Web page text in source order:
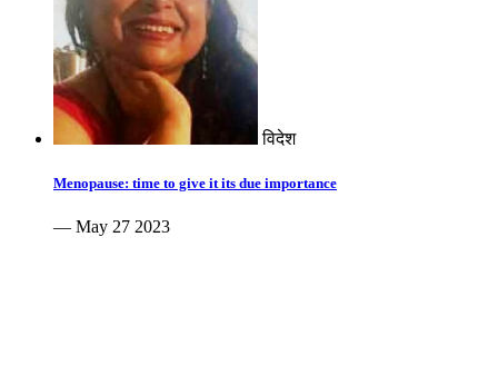
विदेश
Menopause: time to give it its due importance
— May 27 2023